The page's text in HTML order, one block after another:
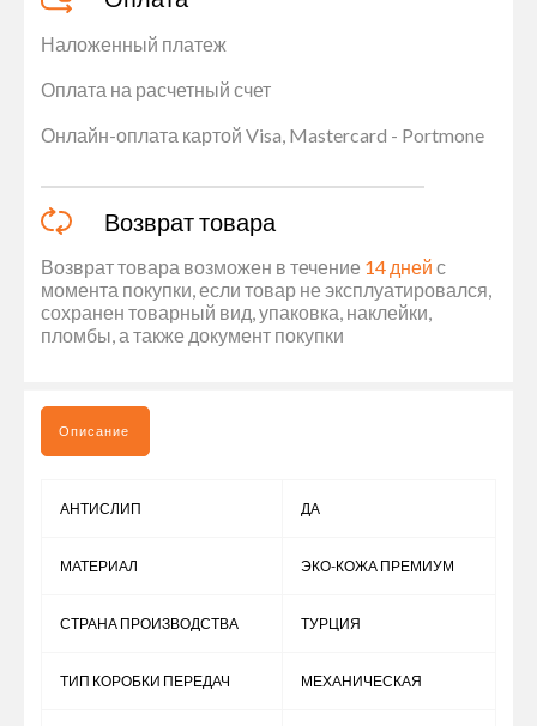
Наложенный платеж
Оплата на расчетный счет
Онлайн-оплата картой Visa, Mastercard - Portmone
Возврат товара
Возврат товара возможен в течение 14 дней с
момента покупки, если товар не эксплуатировался,
сохранен товарный вид, упаковка, наклейки,
пломбы, а также документ покупки
Описание
АНТИСЛИП ДА
МАТЕРИАЛ ЭКО-КОЖА ПРЕМИУМ
СТРАНА ПРОИЗВОДСТВА ТУРЦИЯ
ТИП КОРОБКИ ПЕРЕДАЧ МЕХАНИЧЕСКАЯ